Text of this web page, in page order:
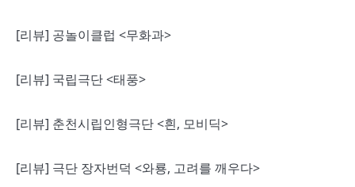
[리뷰] 공놀이클럽 <무화과>
[리뷰] 국립극단 <태풍>
[리뷰] 춘천시립인형극단 <흰, 모비딕>
[리뷰] 극단 장자번덕 <와룡, 고려를 깨우다>